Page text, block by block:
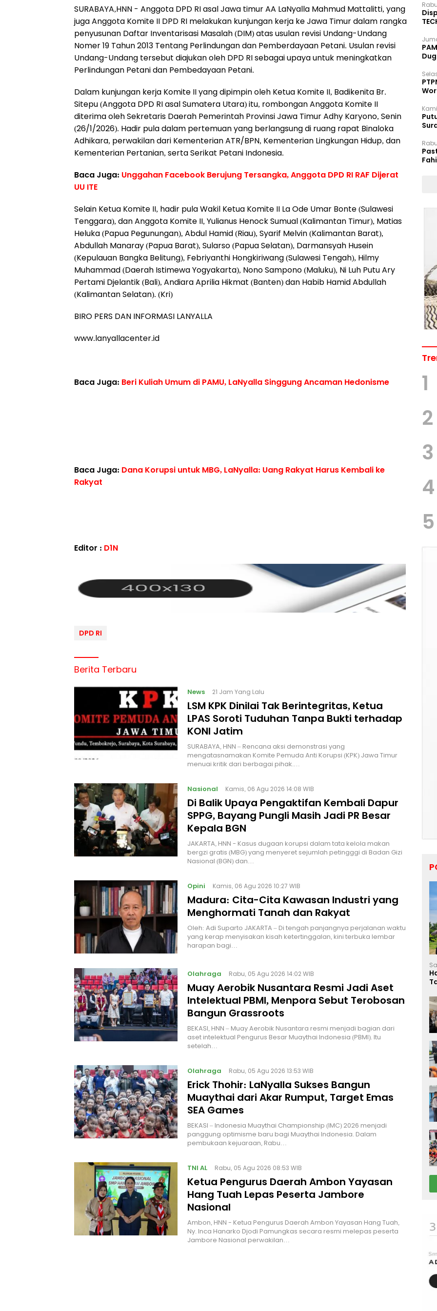
SURABAYA,HNN - Anggota DPD RI asal Jawa timur AA LaNyalla Mahmud Mattalitti, yang
juga Anggota Komite II DPD RI melakukan kunjungan kerja ke Jawa Timur dalam rangka
penyusunan Daftar Inventarisasi Masalah (DIM) atas usulan revisi Undang-Undang
Nomer 19 Tahun 2013 Tentang Perlindungan dan Pemberdayaan Petani. Usulan revisi
Undang-Undang tersebut diajukan oleh DPD RI sebagai upaya untuk meningkatkan
Perlindungan Petani dan Pembedayaan Petani.
Dalam kunjungan kerja Komite II yang dipimpin oleh Ketua Komite II, Badikenita Br.
Sitepu (Anggota DPD RI asal Sumatera Utara) itu, rombongan Anggota Komite II
diterima oleh Sekretaris Daerah Pemerintah Provinsi Jawa Timur Adhy Karyono, Senin
(26/1/2026). Hadir pula dalam pertemuan yang berlangsung di ruang rapat Binaloka
Adhikara, perwakilan dari Kementerian ATR/BPN, Kementerian Lingkungan Hidup, dan
Kementerian Pertanian, serta Serikat Petani Indonesia.
Baca Juga: Unggahan Facebook Berujung Tersangka, Anggota DPD RI RAF Dijerat
UU ITE
Selain Ketua Komite II, hadir pula Wakil Ketua Komite II La Ode Umar Bonte (Sulawesi
Tenggara), dan Anggota Komite II, Yulianus Henock Sumual (Kalimantan Timur), Matias
Heluka (Papua Pegunungan), Abdul Hamid (Riau), Syarif Melvin (Kalimantan Barat),
Abdullah Manaray (Papua Barat), Sularso (Papua Selatan), Darmansyah Husein
(Kepulauan Bangka Belitung), Febriyanthi Hongkiriwang (Sulawesi Tengah), Hilmy
Muhammad (Daerah Istimewa Yogyakarta), Nono Sampono (Maluku), Ni Luh Putu Ary
Pertami Djelantik (Bali), Andiara Aprilia Hikmat (Banten) dan Habib Hamid Abdullah
(Kalimantan Selatan). (Kri)
BIRO PERS DAN INFORMASI LANYALLA
www.lanyallacenter.id
Baca Juga: Beri Kuliah Umum di PAMU, LaNyalla Singgung Ancaman Hedonisme
Baca Juga: Dana Korupsi untuk MBG, LaNyalla: Uang Rakyat Harus Kembali ke
Rakyat
Editor : D1N
DPD RI
Berita Terbaru
News 21 Jam Yang Lalu
LSM KPK Dinilai Tak Berintegritas, Ketua
LPAS Soroti Tuduhan Tanpa Bukti terhadap
KONI Jatim
SURABAYA, HNN – Rencana aksi demonstrasi yang
mengatasnamakan Komite Pemuda Anti Korupsi (KPK) Jawa Timur
menuai kritik dari berbagai pihak.…
Nasional Kamis, 06 Agu 2026 14:08 WIB
Di Balik Upaya Pengaktifan Kembali Dapur
SPPG, Bayang Pungli Masih Jadi PR Besar
Kepala BGN
JAKARTA, HNN - Kasus dugaan korupsi dalam tata kelola makan
bergzi gratis (MBG) yang menyeret sejumlah petingggi di Badan Gizi
Nasional (BGN) dan…
Opini Kamis, 06 Agu 2026 10:27 WIB
Madura: Cita-Cita Kawasan Industri yang
Menghormati Tanah dan Rakyat
Oleh: Adi Suparto JAKARTA – Di tengah panjangnya perjalanan waktu
yang kerap menyisakan kisah ketertinggalan, kini terbuka lembar
harapan bagi…
Olahraga Rabu, 05 Agu 2026 14:02 WIB
Muay Aerobik Nusantara Resmi Jadi Aset
Intelektual PBMI, Menpora Sebut Terobosan
Bangun Grassroots
BEKASI, HNN – Muay Aerobik Nusantara resmi menjadi bagian dari
aset intelektual Pengurus Besar Muaythai Indonesia (PBMI). Itu
setelah…
Olahraga Rabu, 05 Agu 2026 13:53 WIB
Erick Thohir: LaNyalla Sukses Bangun
Muaythai dari Akar Rumput, Target Emas
SEA Games
BEKASI – Indonesia Muaythai Championship (IMC) 2026 menjadi
panggung optimisme baru bagi Muaythai Indonesia. Dalam
pembukaan kejuaraan, Rabu…
TNI AL Rabu, 05 Agu 2026 08:53 WIB
Ketua Pengurus Daerah Ambon Yayasan
Hang Tuah Lepas Peserta Jambore
Nasional
Ambon, HNN - Ketua Pengurus Daerah Ambon Yayasan Hang Tuah,
Ny. Inca Hanarko Djodi Pamungkas secara resmi melepas peserta
Jambore Nasional perwakilan…
1
2
3
4
5